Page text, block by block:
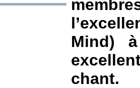
Mind)
chant.